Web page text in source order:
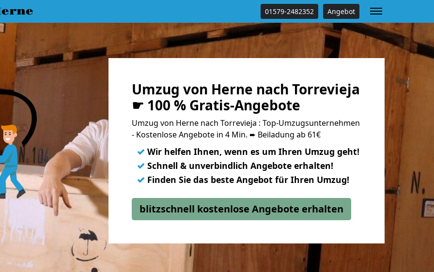
01579-2482352 Angebot
Umzug von Herne nach Torrevieja
☛ 100 % Gratis-Angebote
Umzug von Herne nach Torrevieja : Top-Umzugsunternehmen
- Kostenlose Angebote in 4 Min. ➨ Beiladung ab 61€
✓ Wir helfen Ihnen, wenn es um Ihren Umzug geht!
✓ Schnell & unverbindlich Angebote erhalten!
✓ Finden Sie das beste Angebot für Ihren Umzug!
blitzschnell kostenlose Angebote erhalten